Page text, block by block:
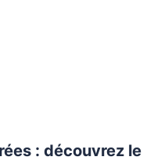
: découvrez le